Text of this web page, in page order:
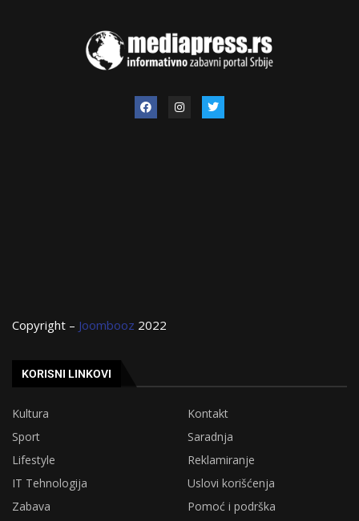
Copyright – Joombooz 2022
KORISNI LINKOVI
Kultura
Kontakt
Sport
Saradnja
Lifestyle
Reklamiranje
IT Tehnologija
Uslovi korišćenja
Zabava
Pomoć i podrška